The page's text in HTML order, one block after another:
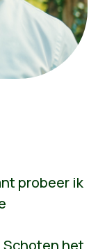
probeer ik
Schoten het